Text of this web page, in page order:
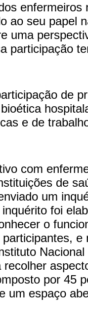
ao seu papel
uma
participação
de
e de
com
de
um
foi
o
recolher
por 45
um espaço